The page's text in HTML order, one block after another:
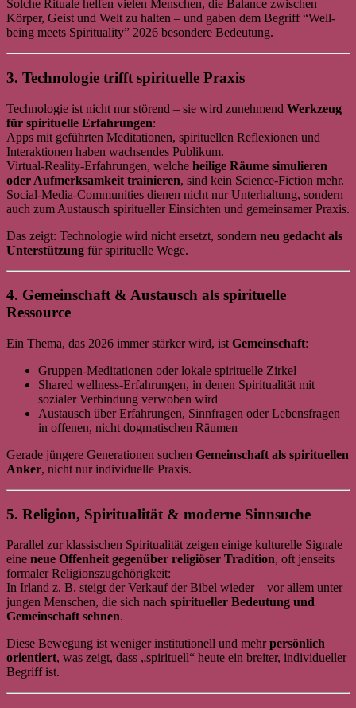
Solche Rituale helfen vielen Menschen, die Balance zwischen
Körper, Geist und Welt zu halten – und gaben dem Begriff “Well-
being meets Spirituality” 2026 besondere Bedeutung.
3. Technologie trifft spirituelle Praxis
Technologie ist nicht nur störend – sie wird zunehmend Werkzeug
für spirituelle Erfahrungen:
Apps mit geführten Meditationen, spirituellen Reflexionen und
Interaktionen haben wachsendes Publikum.
Virtual-Reality-Erfahrungen, welche heilige Räume simulieren
oder Aufmerksamkeit trainieren, sind kein Science-Fiction mehr.
Social-Media-Communities dienen nicht nur Unterhaltung, sondern
auch zum Austausch spiritueller Einsichten und gemeinsamer Praxis.
Das zeigt: Technologie wird nicht ersetzt, sondern neu gedacht als
Unterstützung für spirituelle Wege.
4. Gemeinschaft & Austausch als spirituelle
Ressource
Ein Thema, das 2026 immer stärker wird, ist Gemeinschaft:
Gruppen-Meditationen oder lokale spirituelle Zirkel
Shared wellness-Erfahrungen, in denen Spiritualität mit
sozialer Verbindung verwoben wird
Austausch über Erfahrungen, Sinnfragen oder Lebensfragen
in offenen, nicht dogmatischen Räumen
Gerade jüngere Generationen suchen Gemeinschaft als spirituellen
Anker, nicht nur individuelle Praxis.
5. Religion, Spiritualität & moderne Sinnsuche
Parallel zur klassischen Spiritualität zeigen einige kulturelle Signale
eine neue Offenheit gegenüber religiöser Tradition, oft jenseits
formaler Religionszugehörigkeit:
In Irland z. B. steigt der Verkauf der Bibel wieder – vor allem unter
jungen Menschen, die sich nach spiritueller Bedeutung und
Gemeinschaft sehnen.
Diese Bewegung ist weniger institutionell und mehrpersönlich
orientiert, was zeigt, dass „spirituell“ heute ein breiter, individueller
Begriff ist.